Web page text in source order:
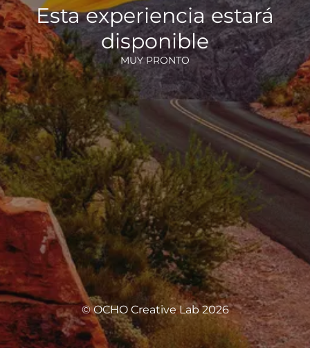
Esta experiencia estará
disponible
MUY PRONTO
© OCHO Creative Lab 2026